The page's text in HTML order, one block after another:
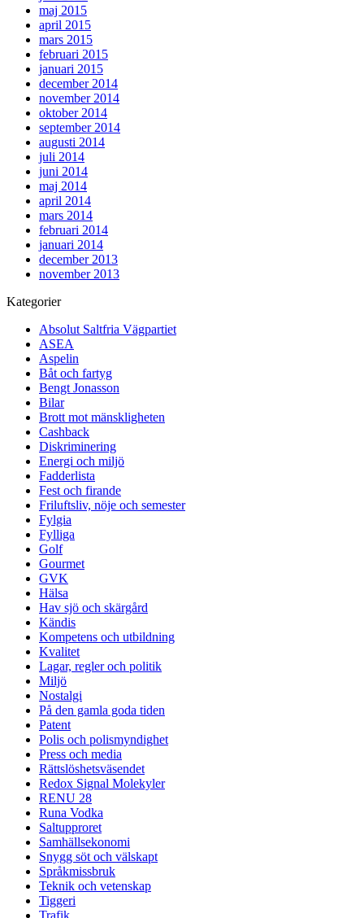
maj 2015
april 2015
mars 2015
februari 2015
januari 2015
december 2014
november 2014
oktober 2014
september 2014
augusti 2014
juli 2014
juni 2014
maj 2014
april 2014
mars 2014
februari 2014
januari 2014
december 2013
november 2013
Kategorier
Absolut Saltfria Vägpartiet
ASEA
Aspelin
Båt och fartyg
Bengt Jonasson
Bilar
Brott mot mänskligheten
Cashback
Diskriminering
Energi och miljö
Fadderlista
Fest och firande
Friluftsliv, nöje och semester
Fylgia
Fylliga
Golf
Gourmet
GVK
Hälsa
Hav sjö och skärgård
Kändis
Kompetens och utbildning
Kvalitet
Lagar, regler och politik
Miljö
Nostalgi
På den gamla goda tiden
Patent
Polis och polismyndighet
Press och media
Rättslöshetsväsendet
Redox Signal Molekyler
RENU 28
Runa Vodka
Saltupproret
Samhällsekonomi
Snygg söt och välskapt
Språkmissbruk
Teknik och vetenskap
Tiggeri